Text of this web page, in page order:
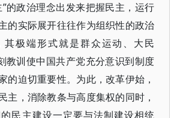
的政治理念出发来把握民主，运行
的实际展开往往作为组织性的政治
其极端形式就是群众运动、大民
教训使中国共产党充分意识到制度
的迫切重要性。为此，改革伊始，
主，消除教条与高度集权的同时，
民主建设一定要与法制建设相统